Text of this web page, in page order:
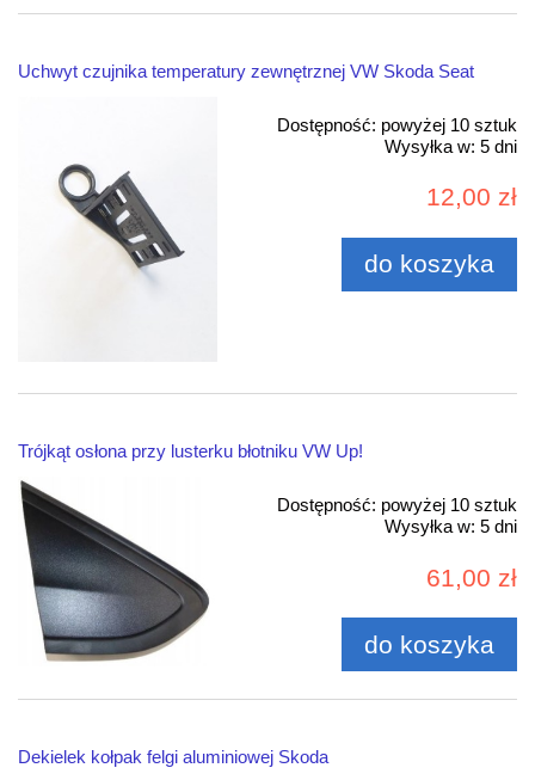
Uchwyt czujnika temperatury zewnętrznej VW Skoda Seat
Dostępność: powyżej 10 sztuk
Wysyłka w: 5 dni
12,00 zł
do koszyka
Trójkąt osłona przy lusterku błotniku VW Up!
Dostępność: powyżej 10 sztuk
Wysyłka w: 5 dni
61,00 zł
do koszyka
Dekielek kołpak felgi aluminiowej Skoda